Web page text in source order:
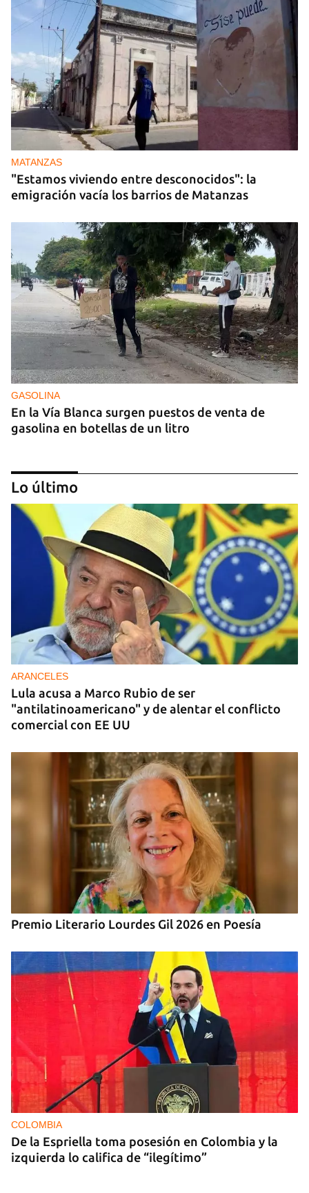
MATANZAS
"Estamos viviendo entre desconocidos": la
emigración vacía los barrios de Matanzas
GASOLINA
En la Vía Blanca surgen puestos de venta de
gasolina en botellas de un litro
DONACIONES
China entrega otros 5.000 sistemas fotovoltaicos
para zonas rurales de Cuba
Lo último
ARANCELES
Lula acusa a Marco Rubio de ser
"antilatinoamericano" y de alentar el conflicto
comercial con EE UU
Premio Literario Lourdes Gil 2026 en Poesía
COLOMBIA
De la Espriella toma posesión en Colombia y la
izquierda lo califica de “ilegítimo”